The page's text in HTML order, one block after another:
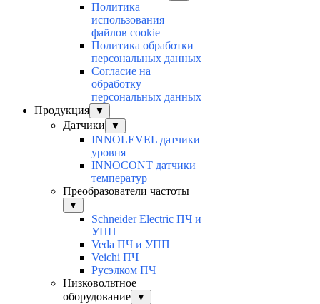
Политика
использования
файлов cookie
Политика обработки
персональных данных
Согласие на
обработку
персональных данных
Продукция
▼
Датчики ▼
INNOLEVEL датчики
уровня
INNOCONT датчики
температур
Преобразователи частоты
▼
Schneider Electric ПЧ и
УПП
Veda ПЧ и УПП
Veichi ПЧ
Русэлком ПЧ
Низковольтное
оборудование
▼